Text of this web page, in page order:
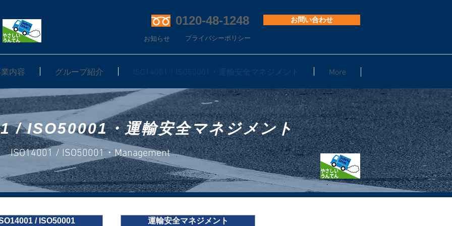
0120-48-1248
お知らせ プライバシーポリシー
お問い合わせ
内容 グループ紹介 ISO14001 / ISO50001・運輸安全マネジメント More
/ ISO50001・運輸安全マネジメント
ISO14001 / ISO50001・Management
/ ISO50001 運輸安全マネジメント